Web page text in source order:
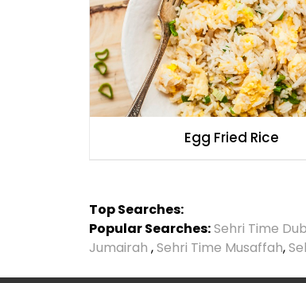
Egg Fried Rice
Top Searches:
Popular Searches:Sehri Time
Jumairah ,Sehri Time Musaffah,